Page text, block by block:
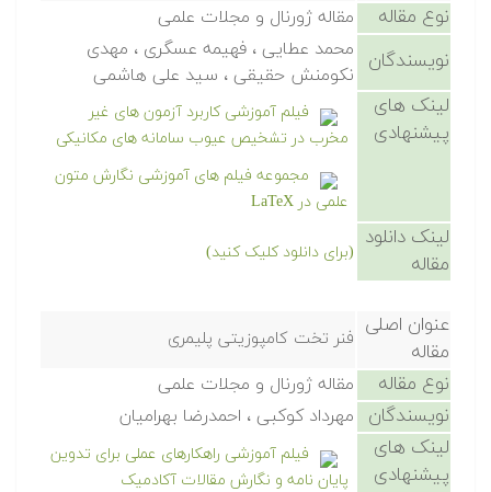
نوع مقاله مقاله ژورنال و مجلات علمی
نویسندگان
محمد عطایی ، فهیمه عسگری ، مهدی
نکومنش حقیقی ، سید علی هاشمی
لینک های
پیشنهادی
فیلم آموزشی کاربرد آزمون های غیر
مخرب در تشخیص عیوب سامانه های مکانیکی
مجموعه فیلم های آموزشی نگارش متون
علمی در LaTeX
لینک دانلود
مقاله
(برای دانلود کلیک کنید)
عنوان اصلی
مقاله
فنر تخت کامپوزیتی پلیمری
نوع مقاله مقاله ژورنال و مجلات علمی
نویسندگان مهرداد کوکبی ، احمدرضا بهرامیان
لینک های
پیشنهادی
فیلم آموزشی راهکارهای عملی برای تدوین
پایان نامه و نگارش مقالات آکادمیک